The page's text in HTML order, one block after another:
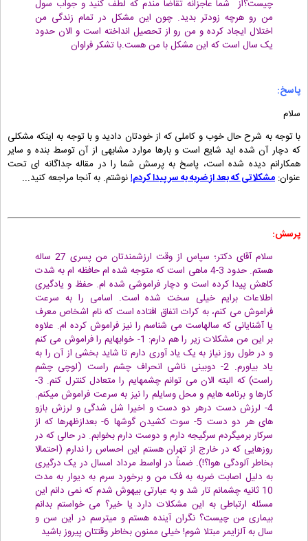
چیست؟از شما عاجزانه تقاضا مندم که لطف کنید و جواب سول
من رو هرچه زودتر بدید. چون این مشکل در تمام زندگی من
اختلال ایجاد کرده و من رو از تحصیل انداخته است و الان حدود
یک سال است که این مشکل با من هست.با تشکر فراوان
پاسخ:
سلام
با توجه به شرح حال خوب و کاملی که از خودتان دادید و با توجه به اینکه مشکلی
که دچار آن شده اید شایع است و بارها موارد مشابهی از آن توسط بنده و سایر
همکارانم دیده شده است، پاسخ به پرسش شما را در مقاله جداگانه ای تحت
عنوان: مشکلاتی که بعد از ضربه به سر پیدا کردم!نوشتم. به آنجا مراجعه کنید...
پرسش:
سلام آقای دکتر؛ سپاس از وقت ارزشمندتان من پسری 27 ساله
هستم. حدود 3-4 ماهی است که متوجه شده ام حافظه ام به شدت
کاهش پیدا کرده است و دچار فراموشی شده ام. حفظ و یادگیری
اطلاعات برایم خیلی سخت شده است. اسامی را به سرعت
فراموش می کنم، به کرات اتفاق افتاده است که نام اشخاص معرف
یا آشنایانی که سالهاست می شناسم را نیز فراموش کرده ام. علاوه
بر این من مشکلات زیر را هم دارم: 1- خوابهایم را فراموش می کنم
و در طول روز نیاز به یک یاد آوری دارم تا شاید بخشی از آن را به
یاد بیاورم. 2- دوبینی ناشی انحراف چشم راست (لوچی چشم
راست) که البته الان می توانم چشمهایم را متعادل کنترل کنم. 3-
کارها و برنامه هایم و محل وسایلم را نیز به سرعت فراموش میکنم.
4- لرزش دست درهر دو دست و اخیرا شل شدگی و لرزش بازو
های هر دو دست 5- سوت کشیدن گوشها 6- بعدازظهرها که از
سرکار برمیگردم سرگیجه دارم و دوست دارم بخوابم. در حالی که در
روزهایی که در خارج از تهران هستم این احساس را ندارم (احتمالا
بخاطر آلودگی هوا؟!). ضمناً در اواسط مرداد امسال در یک درگیری
به دلیل اصابت ضربه به فک من و برخورد سرم به دیوار به مدت
10 ثانیه چشمانم تار شد و به عبارتی بیهوش شدم که نمی دانم این
مسئله ارتباطی به این مشکلات دارد یا خیر؟ می خواستم بدانم
بیماری من چیست؟ نگران آینده هستم و میترسم در این سن و
سال به آلزایمر مبتلا شوم! خیلی ممنون بخاطر وقتتان پیروز باشید